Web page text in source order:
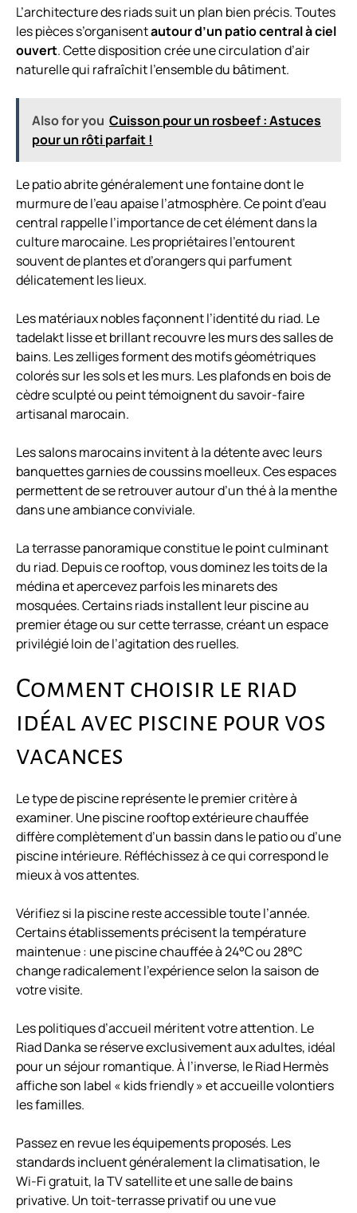
L’architecture des riads suit un plan bien précis. Toutes
les pièces s’organisentautour d’un patio central à ciel
ouvert. Cette disposition crée une circulation d’air
naturelle qui rafraîchit l’ensemble du bâtiment.
Also for you Cuisson pour un rosbeef : Astuces
pour un rôti parfait !
Le patio abrite généralement une fontaine dont le
murmure de l’eau apaise l’atmosphère. Ce point d’eau
central rappelle l’importance de cet élément dans la
culture marocaine. Les propriétaires l’entourent
souvent de plantes et d’orangers qui parfument
délicatement les lieux.
Les matériaux nobles façonnent l’identité du riad. Le
tadelakt lisse et brillant recouvre les murs des salles de
bains. Les zelliges forment des motifs géométriques
colorés sur les sols et les murs. Les plafonds en bois de
cèdre sculpté ou peint témoignent du savoir-faire
artisanal marocain.
Les salons marocains invitent à la détente avec leurs
banquettes garnies de coussins moelleux. Ces espaces
permettent de se retrouver autour d’un thé à la menthe
dans une ambiance conviviale.
La terrasse panoramique constitue le point culminant
du riad. Depuis ce rooftop, vous dominez les toits de la
médina et apercevez parfois les minarets des
mosquées. Certains riads installent leur piscine au
premier étage ou sur cette terrasse, créant un espace
privilégié loin de l’agitation des ruelles.
Comment choisir le riad
idéal avec piscine pour vos
vacances
Le type de piscine représente le premier critère à
examiner. Une piscine rooftop extérieure chauffée
diffère complètement d’un bassin dans le patio ou d’une
piscine intérieure. Réfléchissez à ce qui correspond le
mieux à vos attentes.
Vérifiez si la piscine reste accessible toute l’année.
Certains établissements précisent la température
maintenue : une piscine chauffée à 24°C ou 28°C
change radicalement l’expérience selon la saison de
votre visite.
Les politiques d’accueil méritent votre attention. Le
Riad Danka se réserve exclusivement aux adultes, idéal
pour un séjour romantique. À l’inverse, le Riad Hermès
affiche son label « kids friendly » et accueille volontiers
les familles.
Passez en revue les équipements proposés. Les
standards incluent généralement la climatisation, le
Wi-Fi gratuit, la TV satellite et une salle de bains
privative. Un toit-terrasse privatif ou une vue